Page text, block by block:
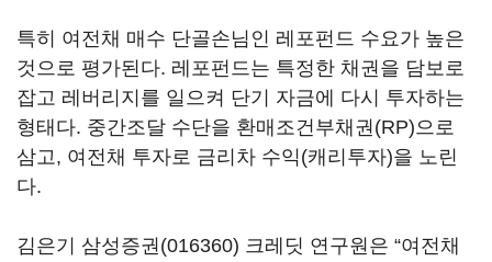
특히 여전채 매수 단골손님인 레포펀드 수요가 높은
것으로 평가된다. 레포펀드는 특정한 채권을 담보로
잡고 레버리지를 일으켜 단기 자금에 다시 투자하는
형태다. 중간조달 수단을 환매조건부채권(RP)으로
삼고, 여전채 투자로 금리차 수익(캐리투자)을 노린
다.
김은기 삼성증권(016360) 크레딧 연구원은 “여전채